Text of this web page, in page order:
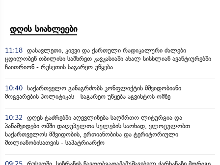
დღის სიახლეები
11:18 დასავლეთი, კიევი და ქართული რადიკალური ძალები
ცდილობენ თბილისი სამხრეთ კავკასიაში ახალ სისხლიან ავანტიურებში
ჩაითრიონ - რუსეთის საგარეო უწყება
10:40 საქართველო განაგრძობს კონფლიქტის მშვიდობიანი
მოგვარების პოლიტიკას - საგარეო უწყება აგვისტოს ომზე
10:32 დღეს ტაძრებში აღევლინება საღმრთო ლიტურგია და
პანაშვიდები ომში დაღუპულთა სულების საოხად, ვლოცულობთ
საქართველოს მშვიდობის, ერთიანობისა და ტერიტორიული
მთლიანობისათვის - საპატრიარქო